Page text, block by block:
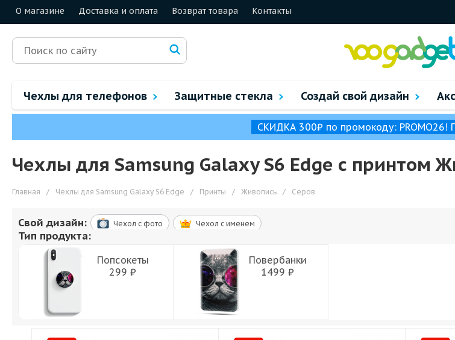
О магазине Доставка и оплата Возврат товара Контакты
Чехлы для телефонов Защитные стекла Создай свой дизайн
СКИДКА 300₽ по промокоду: PROMO26!
Чехлы для Samsung Galaxy S6 Edge с принтом
Главная / Чехлы для Samsung Galaxy S6 Edge / Принты / Живопись / Серов
Свой дизайн: Чехол c фото Чехол c именем
Тип продукта:
Попсокеты
299 ₽
Повербанки
1499 ₽